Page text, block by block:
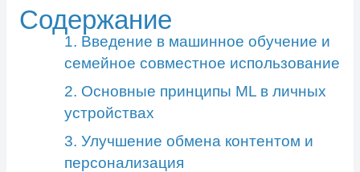
Содержание
1. Введение в машинное обучение и
семейное совместное использование
2. Основные принципы ML в личных
устройствах
3. Улучшение обмена контентом и
персонализация